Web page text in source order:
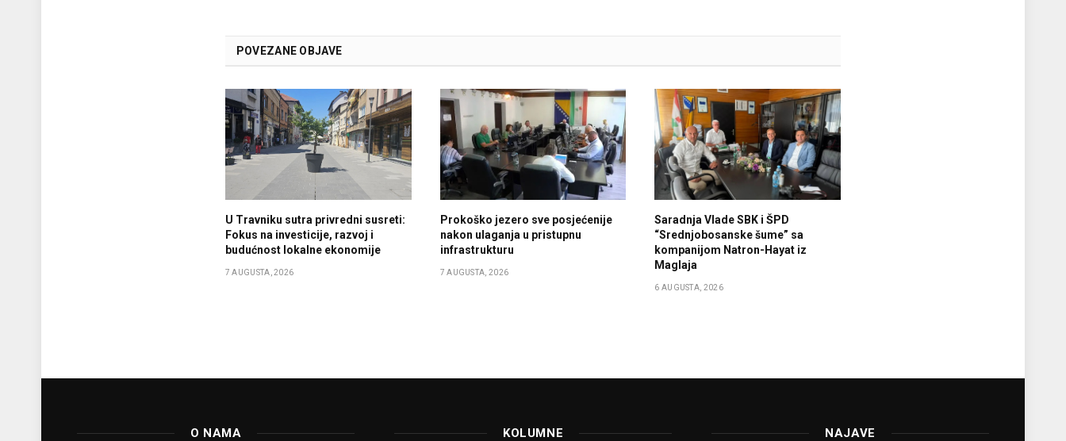
POVEZANE OBJAVE
U Travniku sutra privredni susreti:
Fokus na investicije, razvoj i
budućnost lokalne ekonomije
7 AUGUSTA, 2026
Prokoško jezero sve posjećenije
nakon ulaganja u pristupnu
infrastrukturu
7 AUGUSTA, 2026
Saradnja Vlade SBK i ŠPD
“Srednjobosanske šume” sa
kompanijom Natron-Hayat iz
Maglaja
6 AUGUSTA, 2026
O NAMA KOLUMNE NAJAVE